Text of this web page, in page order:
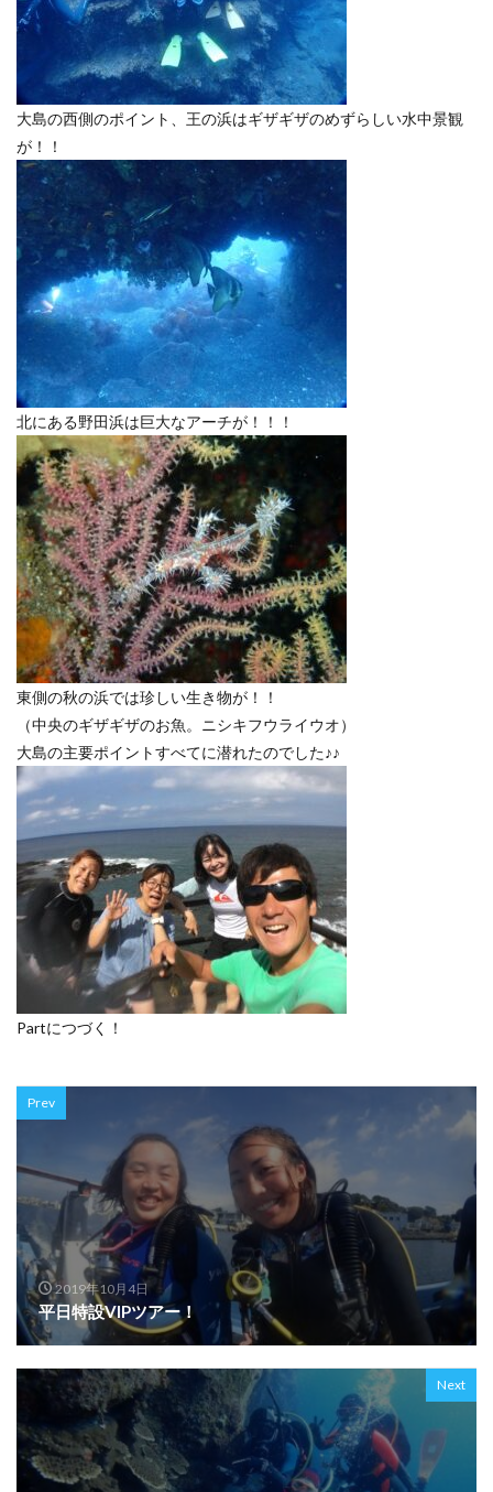
大島の西側のポイント、王の浜はギザギザのめずらしい水中景観
が！！
北にある野田浜は巨大なアーチが！！！
東側の秋の浜では珍しい生き物が！！
（中央のギザギザのお魚。ニシキフウライウオ）
大島の主要ポイントすべてに潜れたのでした♪♪
Partにつづく！
Prev
2019年10月4日
平日特設VIPツアー！
Next